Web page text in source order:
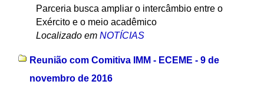
Parceria busca ampliar o intercâmbio entre o
Exército e o meio acadêmico
Localizado em NOTÍCIAS
Reunião com Comitiva IMM - ECEME - 9 de
novembro de 2016